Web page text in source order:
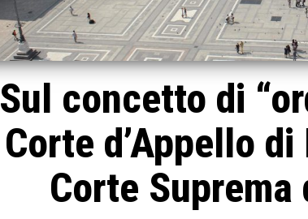
Sul concetto di
Corte d’Appello
Corte